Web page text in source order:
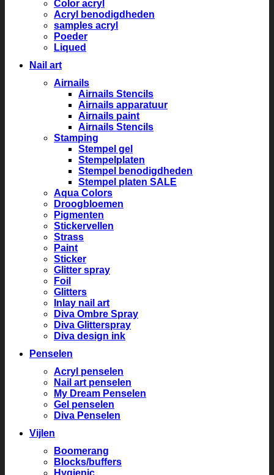
Color acryl
Acryl benodigdheden
samples acryl
Poeder
Liqued
Nail art
Airnails
Airnails Stencils
Airnails apparatuur
Airnails paint
Airnails Stencils
Stamping
Stempel gel
Stempelplaten
Stempel benodigdheden
Stempel platen SALE
Aqua Colors
Droogbloemen
Pigmenten
Stickervellen
Strass
Paint
Sticker
Glitter spray
Foil
Glitters
Inlay nail art
Diva Ombre Spray
Diva Glitterspray
Diva design ink
Penselen
Acryl penselen
Nail art penselen
My Dream Penselen
Gel penselen
Diva Penselen
Vijlen
Boomerang
Blocks/buffers
Hygienic